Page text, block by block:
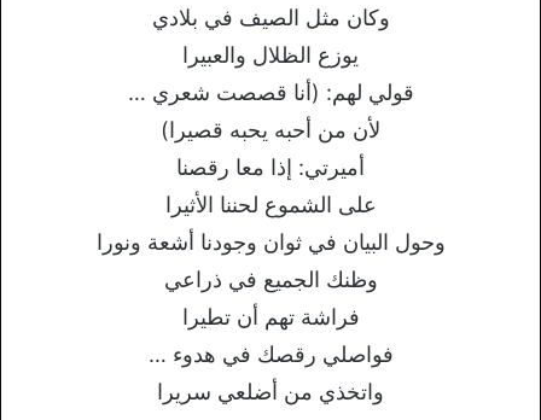
وكان مثل الصيف في بلادي
يوزع الظلال والعبيرا
قولي لهم: (أنا قصصت شعري …
لأن من أحبه يحبه قصيرا)
أميرتي: إذا معا رقصنا
على الشموع لحننا الأثيرا
وحول البيان في ثوان وجودنا أشعة ونورا
وظنك الجميع في ذراعي
فراشة تهم أن تطيرا
فواصلي رقصك في هدوء …
واتخذي من أضلعي سريرا